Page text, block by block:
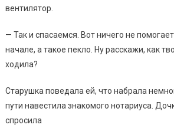
вентилятор.
— Так и спасаемся. Вот ничего не
начале, а такое пекло. Ну расскажи, как
ходила?
Старушка поведала ей, что набрала
пути навестила знакомого нотариуса.
спросила